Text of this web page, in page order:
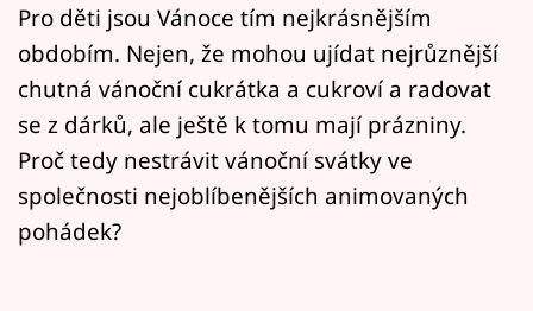
Pořady
Mámy sobě
Přihlášení
Sledujte nás
Pro děti jsou Vánoce tím nejkrásnějším
obdobím. Nejen, že mohou ujídat nejrůznější
chutná vánoční cukrátka a cukroví a radovat
se z dárků, ale ještě k tomu mají prázniny.
Proč tedy nestrávit vánoční svátky ve
společnosti nejoblíbenějších animovaných
pohádek?